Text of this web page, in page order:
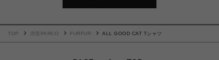
TOP 渋谷PARCO FURFUR ALL GOOD CAT Tシャツ